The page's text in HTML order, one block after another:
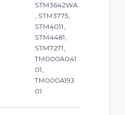
STM3642WA
, STM3775,
STM4011,
STM4481,
STM7271,
TM000A041
01,
TM000A193
01